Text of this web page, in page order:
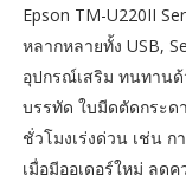
Epson TM-U220II
หลากหลายทั้ง USB,
อุปกรณ์เสริม ทนทานด้
บรรทัด ใบมีดตัดกระด
ชั่วโมงเร่งด่วน เช่น ก
เมื่อมีออเดอร์ใหม่ ลด